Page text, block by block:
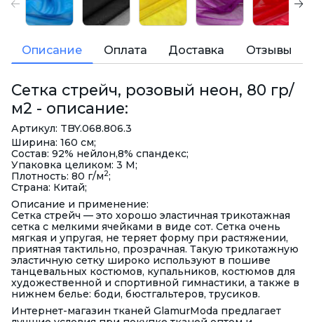
Описание Оплата Доставка Отзывы
Сетка стрейч, розовый неон, 80 гр/
м2 - описание:
Артикул: TBY.068.806.3
Ширина: 160 см;
Состав: 92% нейлон,8% спандекс;
Упаковка целиком: 3 М;
Плотность: 80 г/м2;
Страна: Китай;
Описание и применение:
Сетка стрейч — это хорошо эластичная трикотажная
сетка с мелкими ячейками в виде сот. Сетка очень
мягкая и упругая, не теряет форму при растяжении,
приятная тактильно, прозрачная. Такую трикотажную
эластичную сетку широко используют в пошиве
танцевальных костюмов, купальников, костюмов для
художественной и спортивной гимнастики, а также в
нижнем белье: боди, бюстгальтеров, трусиков.
Интернет-магазин тканей GlamurModa предлагает